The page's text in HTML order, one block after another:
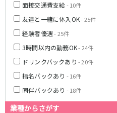
面接交通費支給- 10件
友達と一緒に体入OK- 25件
経験者優遇- 25件
3時間以内の勤務OK- 24件
ドリンクバックあり - 20件
指名バックあり - 16件
同伴バックあり - 18件
業種からさがす
名鉄尾西線
名鉄豊田線
JR東海道本線(熱海～浜松)